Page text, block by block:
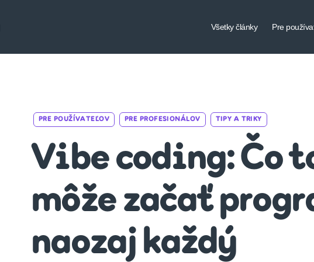
Všetky články Pre
Categories
PRE POUŽÍVATEĽOV PRE PROFESIONÁLOV TIPY A TRIKY
Vibe coding: Čo
môže začať
naozaj každý